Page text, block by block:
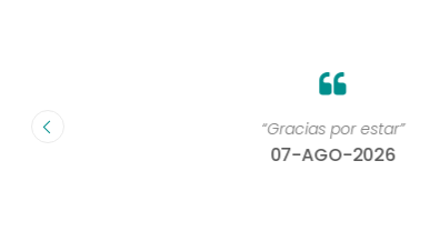
“Gracias por estar”
07-AGO-2026